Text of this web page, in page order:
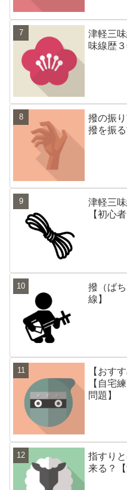
津軽三
味線歴
撥の振
撥を振る
津軽三
【初心者
撥（ば
線】
【おす
【自宅
問題】
指すり
来る？【